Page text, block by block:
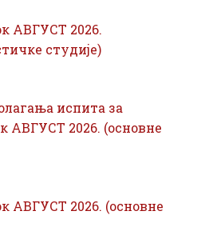
АВГУСТ 2026.
студије)
испита за
АВГУСТ 2026. (основне
АВГУСТ 2026. (основне